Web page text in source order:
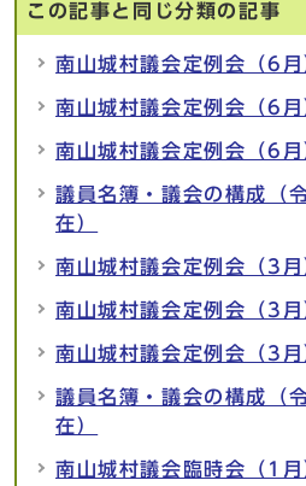
この記事と同じ分類の記事
南山城村議会定例会（6
南山城村議会定例会（6
南山城村議会定例会（6
議員名簿・議会の構成（
在）
南山城村議会定例会（3
南山城村議会定例会（3
南山城村議会定例会（3
議員名簿・議会の構成（
在）
南山城村議会臨時会（1